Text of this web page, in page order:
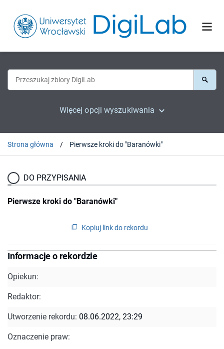
Więcej opcji wyszukiwania
Strona główna Pierwsze kroki do "Baranówki"
DO PRZYPISANIA
Pierwsze kroki do "Baranówki"
Kopiuj link do rekordu
Informacje o rekordzie
Opiekun:
Redaktor:
Utworzenie rekordu: 08.06.2022, 23:29
Oznaczenie praw: